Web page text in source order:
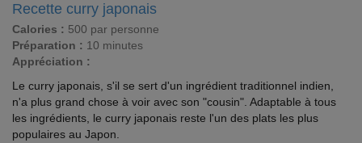
Recette curry japonais
Calories : 500 par personne
Préparation : 10 minutes
Appréciation :
Le curry japonais, s'il se sert d'un ingrédient traditionnel indien,
n'a plus grand chose à voir avec son "cousin". Adaptable à tous
les ingrédients, le curry japonais reste l'un des plats les plus
populaires au Japon.